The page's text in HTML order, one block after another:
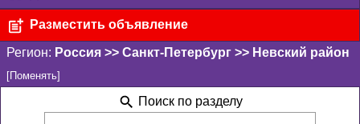
Разместить объявление
Регион: Россия >> Санкт-Петербург >> Невский район
[Поменять]
Поиск по разделу